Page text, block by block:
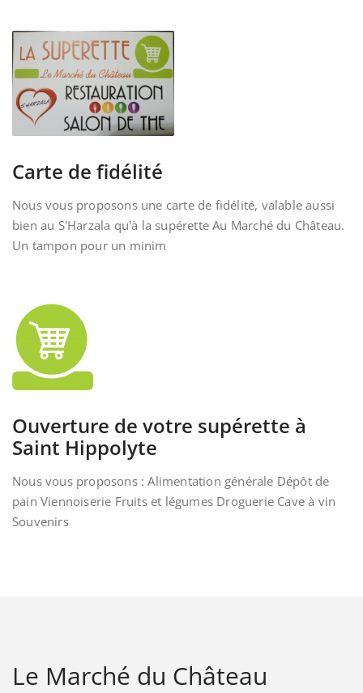
Carte de fidélité
Nous vous proposons une carte de fidélité, valable aussi
bien au S'Harzala qu'à la supérette Au Marché du Château.
Un tampon pour un minim
Ouverture de votre supérette à
Saint Hippolyte
Nous vous proposons : Alimentation générale Dépôt de
pain Viennoiserie Fruits et légumes Droguerie Cave à vin
Souvenirs
Le Marché du Château